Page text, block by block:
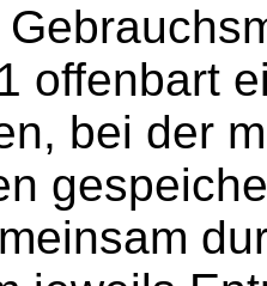
offenbart
bei der